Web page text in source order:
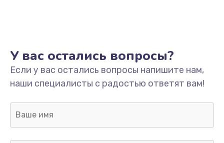
1550 руб.
Заказать
Заказать
У вас остались вопросы?
Если у вас остались вопросы напишите нам,
наши специалисты с радостью ответят вам!